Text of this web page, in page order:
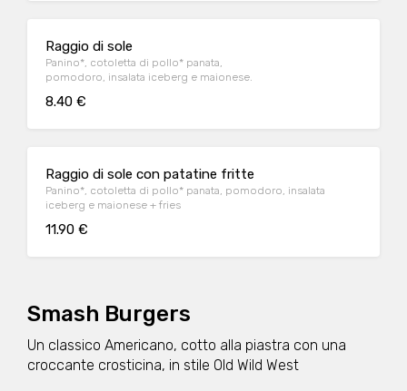
Raggio di sole
Panino*, cotoletta di pollo* panata,
pomodoro, insalata iceberg e maionese.
8.40 €
Raggio di sole con patatine fritte
Panino*, cotoletta di pollo* panata, pomodoro, insalata
iceberg e maionese + fries
11.90 €
Smash Burgers
Un classico Americano, cotto alla piastra con una
croccante crosticina, in stile Old Wild West